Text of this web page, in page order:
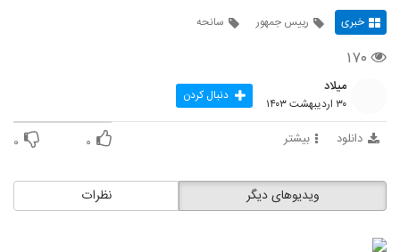
خبری رییس جمهور سانحه
۱۷۰
میلاد
۳۰ اردیبهشت ۱۴۰۳ دنبال کردن
دانلود بیشتر ۰ ۰
نظرات ویدیوهای دیگر